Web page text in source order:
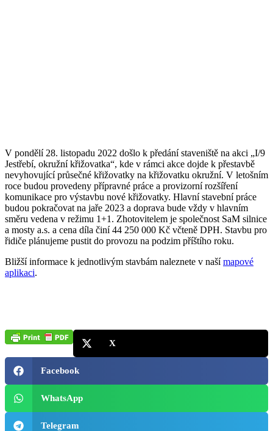
V pondělí 28. listopadu 2022 došlo k předání staveniště na akci „I/9
Jestřebí, okružní křižovatka“, kde v rámci akce dojde k přestavbě
nevyhovující průsečné křižovatky na křižovatku okružní. V letošním
roce budou provedeny přípravné práce a provizorní rozšíření
komunikace pro výstavbu nové křižovatky. Hlavní stavební práce
budou pokračovat na jaře 2023 a doprava bude vždy v hlavním
směru vedena v režimu 1+1. Zhotovitelem je společnost SaM silnice
a mosty a.s. a cena díla činí 44 250 000 Kč včteně DPH. Stavbu pro
řidiče plánujeme pustit do provozu na podzim příštího roku.
Bližší informace k jednotlivým stavbám naleznete v našímapové
aplikaci.
X
Facebook
WhatsApp
Telegram